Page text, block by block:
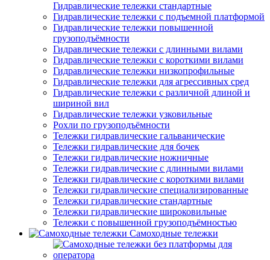
Гидравлические тележки стандартные
Гидравлические тележки с подъемной платформой
Гидравлические тележки повышенной
грузоподъёмности
Гидравлические тележки с длинными вилами
Гидравлические тележки с короткими вилами
Гидравлические тележки низкопрофильные
Гидравлические тележки для агрессивных сред
Гидравлические тележки с различной длиной и
шириной вил
Гидравлические тележки узковильные
Рохли по грузоподъёмности
Тележки гидравлические гальванические
Тележки гидравлические для бочек
Тележки гидравлические ножничные
Тележки гидравлические с длинными вилами
Тележки гидравлические с короткими вилами
Тележки гидравлические специализированные
Тележки гидравлические стандартные
Тележки гидравлические широковильные
Тележки с повышенной грузоподъёмностью
Самоходные тележки